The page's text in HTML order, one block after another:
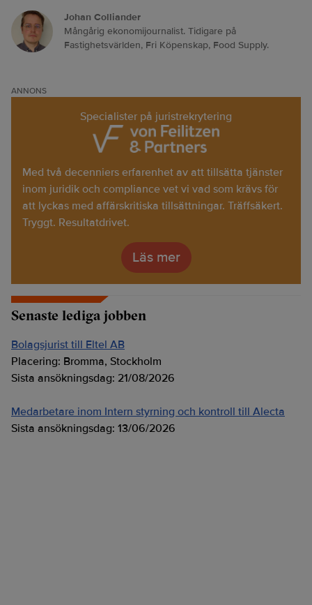
Johan Colliander
Mångårig ekonomijournalist. Tidigare på
Fastighetsvärlden, Fri Köpenskap, Food Supply.
ANNONS
Specialister på juristrekrytering
Med två decenniers erfarenhet av att tillsätta tjänster
inom juridik och compliance vet vi vad som krävs för
att lyckas med affärskritiska tillsättningar. Träffsäkert.
Tryggt. Resultatdrivet.
Läs mer
Senaste lediga jobben
Bolagsjurist till Eltel AB
Placering: Bromma, Stockholm
Sista ansökningsdag: 21/08/2026
Medarbetare inom Intern styrning och kontroll till Alecta
Sista ansökningsdag: 13/06/2026